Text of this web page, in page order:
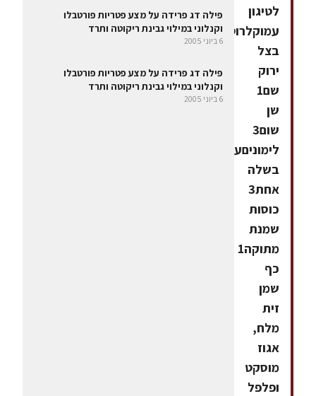
לטיגון
עמוקלרוטב1
בצל
ירוק
שם1
שן
שום3
לימוניםעגבנייה
בשלה
אחת3
כוסות
שמנת
מתוקה1
כף
שמן
זית
מלח,
אגוז
מוסקט
ופלפל
פילה דג פרידה על מצע פטריות פורטבלו
וקנלוני במילוי גבינת ריקוטה ותרד
6 ביוני 2005
פילה דג פרידה על מצע פטריות פורטבלו
וקנלוני במילוי גבינת ריקוטה ותרד
6 ביוני 2005